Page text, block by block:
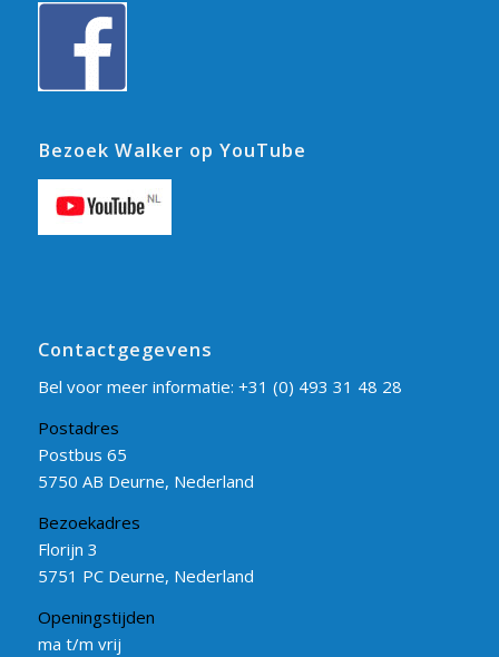
Bezoek Walker op YouTube
Contactgegevens
Bel voor meer informatie: +31 (0) 493 31 48 28
Postadres
Postbus 65
5750 AB Deurne, Nederland
Bezoekadres
Florijn 3
5751 PC Deurne, Nederland
Openingstijden
ma t/m vrij